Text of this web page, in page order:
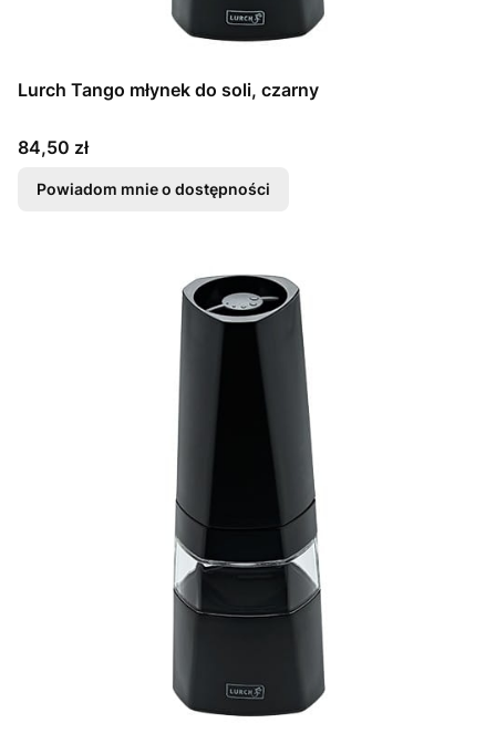
Lurch Tango młynek do soli, czarny
Cena
84,50 zł
Powiadom mnie o dostępności